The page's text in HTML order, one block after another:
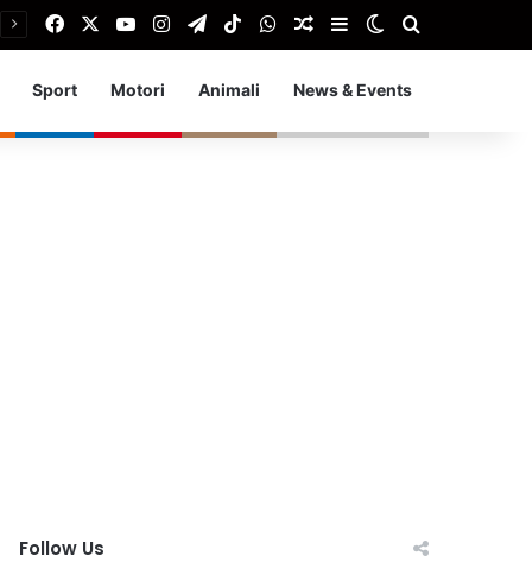
FacebookYou TubeInstagram
TelegramTikTokWhatsApp
Articolo Random
Barra laterale
Cambia aspetto
Sport Motori Animali News & Events
Follow Us